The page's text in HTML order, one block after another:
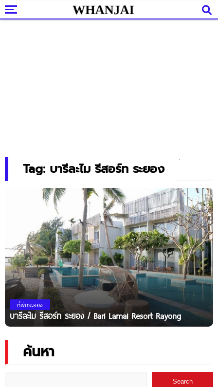
Tag: บารีละไม รีสอร์ท ระยอง
ที่พักระยอง
บารีละไม รีสอร์ท ระยอง / Bari Lamai Resort Rayong
ค้นหา
Search